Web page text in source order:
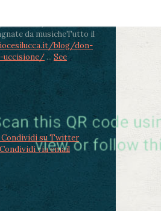
con conclusione al
Elisa). Durante le
da musicheTutto il
blog/don-
uccisione/ ... See
Condividi su Twitter
Condividi via email